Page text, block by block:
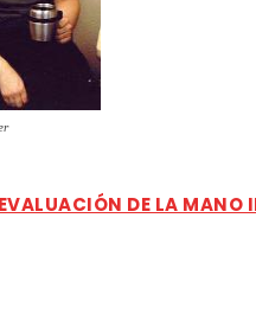
EVALUACIÓN DE LA MANO